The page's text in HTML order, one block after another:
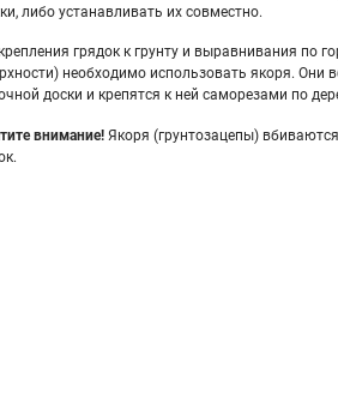
либо устанавливать их совместно.
грядок к грунту и выравнивания по
необходимо использовать якоря. Они
доски и крепятся к ней саморезами по
внимание!Якоря (грунтозацепы)